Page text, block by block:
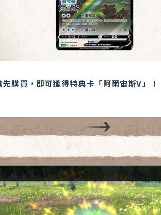
先購買，即可獲得特典卡「阿爾宙斯V」！